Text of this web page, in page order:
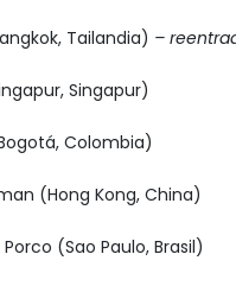
Tailandia) –
Singapur)
Colombia)
(Hong Kong, China)
(Sao Paulo, Brasil)